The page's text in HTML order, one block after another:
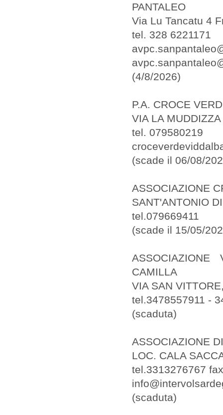
PANTALEO
Via Lu Tancatu 4
tel. 328 6221171
(4/8/2026)
P.A. CROCE
VIA LA
tel. 079580219
(scade il 06/08/
ASSOCIAZIONE
SANT'ANTONIO
tel.079669411
(scade il 15/05/
ASSOCIAZIONE
CAMILLA
VIA SAN
tel.3478557911 -
(scaduta)
ASSOCIAZIONE
LOC. CALA
tel.3313276767
(scaduta)